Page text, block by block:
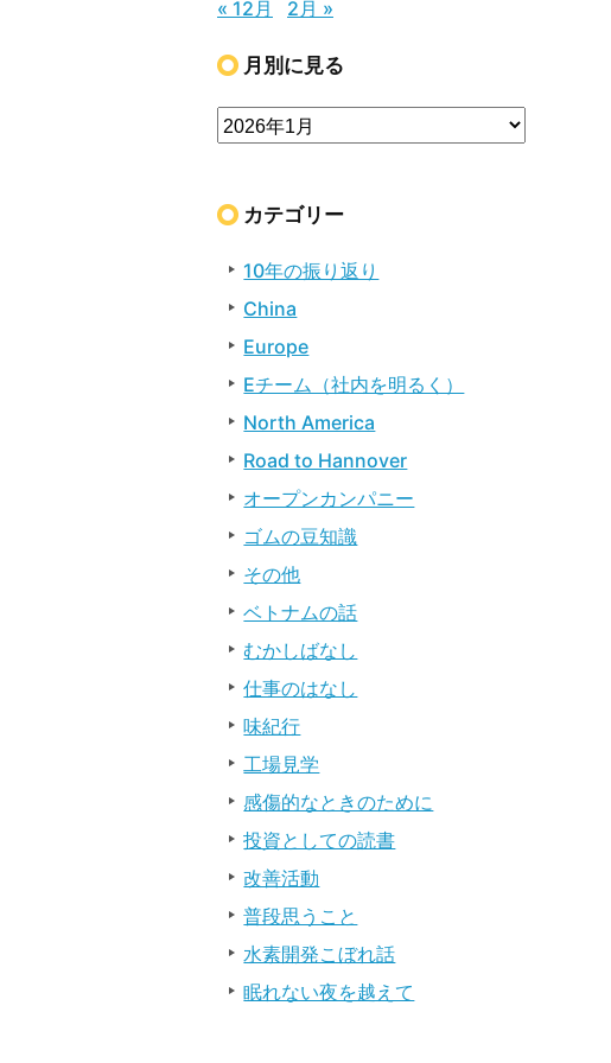
« 12月 2月 »
月別に見る
カテゴリー
10年の振り返り
China
Europe
Eチーム（社内を明るく）
North America
Road to Hannover
オープンカンパニー
ゴムの豆知識
その他
ベトナムの話
むかしばなし
仕事のはなし
味紀行
工場見学
感傷的なときのために
投資としての読書
改善活動
普段思うこと
水素開発こぼれ話
眠れない夜を越えて